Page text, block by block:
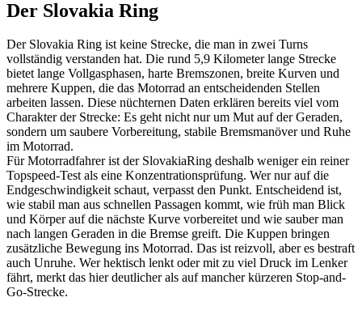
Der Slovakia Ring
Der Slovakia Ring ist keine Strecke, die man in zwei Turns
vollständig verstanden hat. Die rund 5,9 Kilometer lange Strecke
bietet lange Vollgasphasen, harte Bremszonen, breite Kurven und
mehrere Kuppen, die das Motorrad an entscheidenden Stellen
arbeiten lassen. Diese nüchternen Daten erklären bereits viel vom
Charakter der Strecke: Es geht nicht nur um Mut auf der Geraden,
sondern um saubere Vorbereitung, stabile Bremsmanöver und Ruhe
im Motorrad.
Für Motorradfahrer ist der SlovakiaRing deshalb weniger ein reiner
Topspeed-Test als eine Konzentrationsprüfung. Wer nur auf die
Endgeschwindigkeit schaut, verpasst den Punkt. Entscheidend ist,
wie stabil man aus schnellen Passagen kommt, wie früh man Blick
und Körper auf die nächste Kurve vorbereitet und wie sauber man
nach langen Geraden in die Bremse greift. Die Kuppen bringen
zusätzliche Bewegung ins Motorrad. Das ist reizvoll, aber es bestraft
auch Unruhe. Wer hektisch lenkt oder mit zu viel Druck im Lenker
fährt, merkt das hier deutlicher als auf mancher kürzeren Stop-and-
Go-Strecke.